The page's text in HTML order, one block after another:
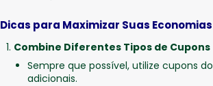
Dicas para Maximizar Suas Economias
Combine Diferentes Tipos de Cupons
Sempre que possível, utilize cupons
adicionais.